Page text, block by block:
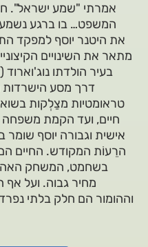
אמרתי "שמע ישראל".
המשפט… בו ברגע
את היטנר יוסף למפקד
מתאר את השינויים
בעיר הולדתו
דרך מסע הישרדות
טראומטיות מצַלְקות
חיים, ועד הקמת
אישית וגבורה יוסף
הרֵעוֹת המקודש. החיים
בשחמט, המשחק
מחיר גבוה. ועל אף
וההומור הם חלק בלתי